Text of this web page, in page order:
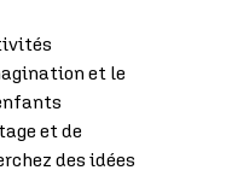
et le
et de
des idées